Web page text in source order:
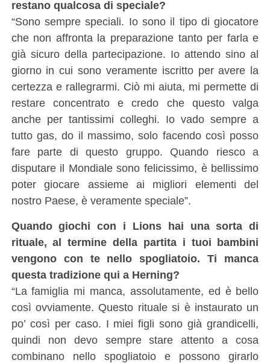
restano qualcosa di speciale?
“Sono sempre speciali. Io sono il tipo di giocatore
che non affronta la preparazione tanto per farla e
già sicuro della partecipazione. Io attendo sino al
giorno in cui sono veramente iscritto per avere la
certezza e rallegrarmi. Ciò mi aiuta, mi permette di
restare concentrato e credo che questo valga
anche per tantissimi colleghi. Io vado sempre a
tutto gas, do il massimo, solo facendo così posso
fare parte di questo gruppo. Quando riesco a
disputare il Mondiale sono felicissimo, è bellissimo
poter giocare assieme ai migliori elementi del
nostro Paese, è veramente speciale”.
Quando giochi con i Lions hai una sorta di
rituale, al termine della partita i tuoi bambini
vengono con te nello spogliatoio. Ti manca
questa tradizione qui a Herning?
“La famiglia mi manca, assolutamente, ed è bello
così ovviamente. Questo rituale si è instaurato un
po’ così per caso. I miei figli sono già grandicelli,
quindi non devo sempre stare attento a cosa
combinano nello spogliatoio e possono girarlo